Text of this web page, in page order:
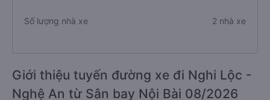
Số lượng nhà xe 2 nhà xe
Giới thiệu tuyến đường xe đi Nghi Lộc -
Nghệ An từ Sân bay Nội Bài 08/2026